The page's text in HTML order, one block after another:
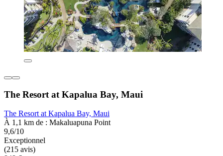
The Resort at Kapalua Bay, Maui
The Resort at Kapalua Bay, Maui
À 1,1 km de : Makaluapuna Point
9,6/10
Exceptionnel
(215 avis)